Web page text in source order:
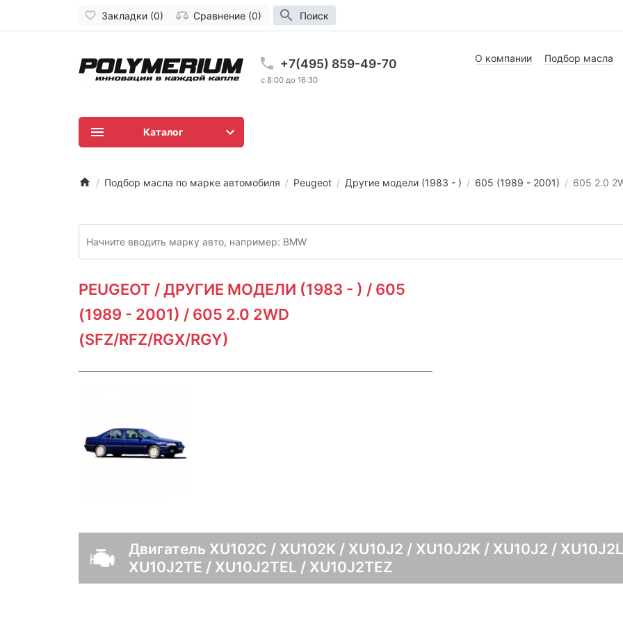
Закладки (0) Сравнение (0) Поиск
+7(495) 859-49-70
c 8:00 до 16:30
О компании Подбор масла
Каталог
Подбор масла по марке автомобиля Peugeot Другие модели (1983 - ) 605 (1989 - 2001) 605 2.0
PEUGEOT / ДРУГИЕ МОДЕЛИ (1983 - ) / 605
(1989 - 2001) / 605 2.0 2WD
(SFZ/RFZ/RGX/RGY)
Двигатель XU102C / XU102K / XU10J2 / XU10J2K / XU10J2 /
XU10J2TE / XU10J2TEL / XU10J2TEZ